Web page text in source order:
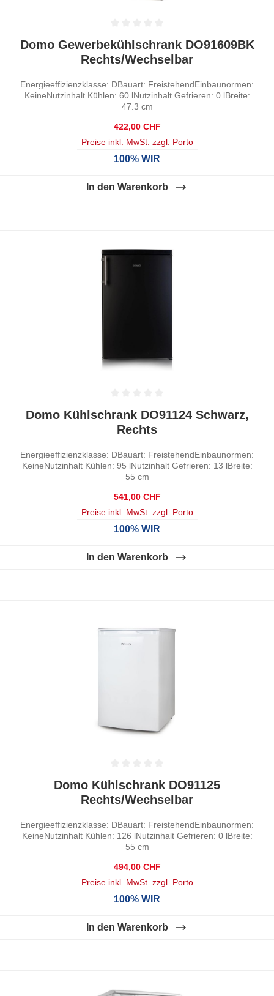
Durchschnittliche Bewertung von 0 von 5 Sternen
Domo Gewerbekühlschrank DO91609BK
Rechts/Wechselbar
Energieeffizienzklasse: DBauart: FreistehendEinbaunormen:
KeineNutzinhalt Kühlen: 60 lNutzinhalt Gefrieren: 0 lBreite:
47.3 cm
Regulärer Preis:
422,00 CHF
Preise inkl. MwSt. zzgl. Porto
100% WIR
In den Warenkorb
Durchschnittliche Bewertung von 0 von 5 Sternen
Domo Kühlschrank DO91124 Schwarz,
Rechts
Energieeffizienzklasse: DBauart: FreistehendEinbaunormen:
KeineNutzinhalt Kühlen: 95 lNutzinhalt Gefrieren: 13 lBreite:
55 cm
Regulärer Preis:
541,00 CHF
Preise inkl. MwSt. zzgl. Porto
100% WIR
In den Warenkorb
Durchschnittliche Bewertung von 0 von 5 Sternen
Domo Kühlschrank DO91125
Rechts/Wechselbar
Energieeffizienzklasse: DBauart: FreistehendEinbaunormen:
KeineNutzinhalt Kühlen: 126 lNutzinhalt Gefrieren: 0 lBreite:
55 cm
Regulärer Preis:
494,00 CHF
Preise inkl. MwSt. zzgl. Porto
100% WIR
In den Warenkorb